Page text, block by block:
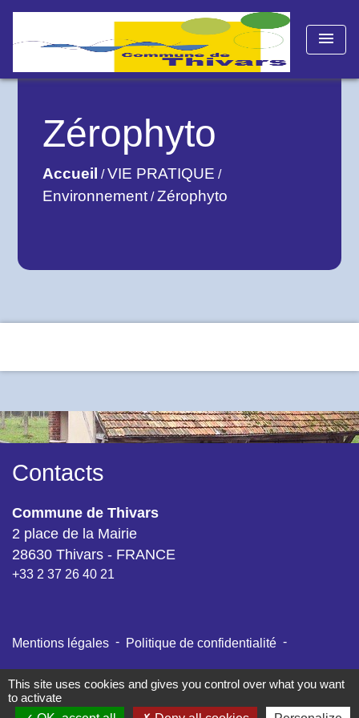
menu
Zérophyto
Accueil /VIE PRATIQUE /
Environnement /Zérophyto
Contacts
Commune de Thivars
2 place de la Mairie
28630 Thivars - FRANCE
+33 2 37 26 40 21
Mentions légales - Politique de confidentialité -
Accessibilité Plan du site Gestion des cookies
This site uses cookies and gives you control over what you want
to activate